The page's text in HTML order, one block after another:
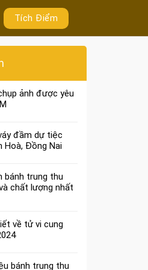
Tích Điểm
ảnh được yêu
đầm dự tiệc
Hoà, Đồng Nai
bánh trung thu
chất lượng nhất
về tử vi cung
bánh trung thu